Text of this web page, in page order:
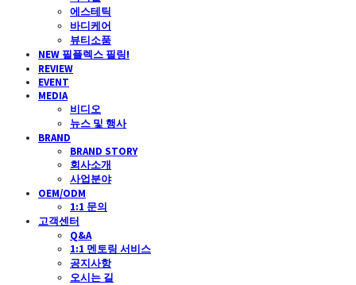
에스테틱
바디케어
뷰티소품
NEW 필플렉스 필링!
REVIEW
EVENT
MEDIA
비디오
뉴스 및 행사
BRAND
BRAND STORY
회사소개
사업분야
OEM/ODM
1:1 문의
고객센터
Q&A
1:1 멘토링 서비스
공지사항
오시는 길